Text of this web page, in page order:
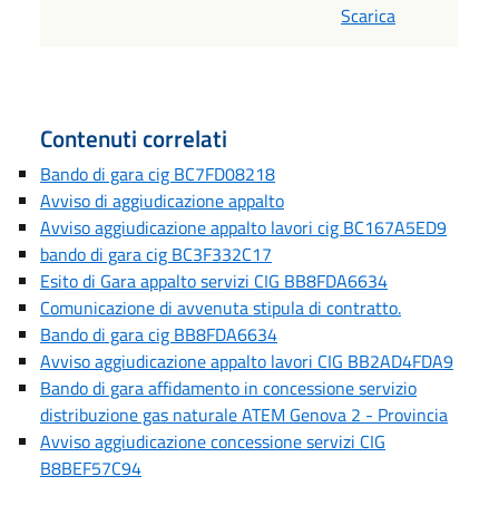
Scarica
Contenuti correlati
Bando di gara cig BC7FD08218
Avviso di aggiudicazione appalto
Avviso aggiudicazione appalto lavori cig BC167A5ED9
bando di gara cig BC3F332C17
Esito di Gara appalto servizi CIG BB8FDA6634
Comunicazione di avvenuta stipula di contratto.
Bando di gara cig BB8FDA6634
Avviso aggiudicazione appalto lavori CIG BB2AD4FDA9
Bando di gara affidamento in concessione servizio
distribuzione gas naturale ATEM Genova 2 - Provincia
Avviso aggiudicazione concessione servizi CIG
B8BEF57C94